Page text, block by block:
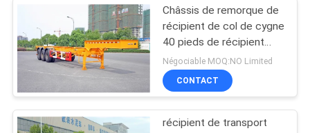
Châssis de remorque de
récipient de col de cygne
40 pieds de récipient
d'expédition
Négociable MOQ:NO Limited
CONTACT
récipient de transport